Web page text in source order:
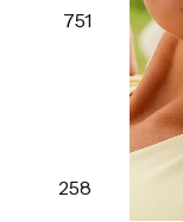
751
258